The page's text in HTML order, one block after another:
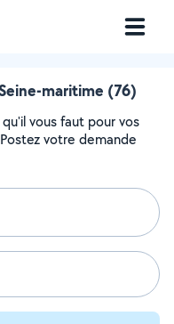
maritime (76)
vous faut pour vos
votre demande